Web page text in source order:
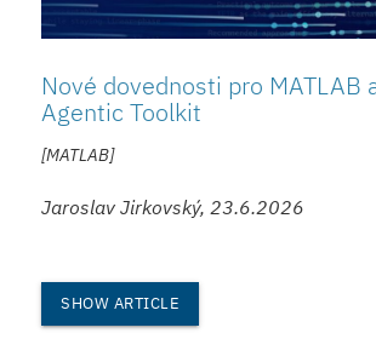
Nové dovednosti pro MATLAB
Agentic Toolkit
[MATLAB]
Jaroslav Jirkovský, 23.6.2026
SHOW ARTICLE